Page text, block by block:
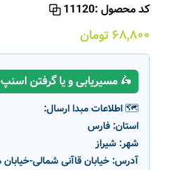
کد محصول :11120
۶۸,۸۰۰تومان
🛵 مسیریابی و یا گرفتن اسنپ
🗺️ اطلاعات مبدا ارسال:
استان: فارس
شهر: شیراز
آدرس: